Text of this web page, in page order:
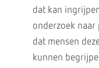
dat kan
onderzoek naar
dat mensen
kunnen